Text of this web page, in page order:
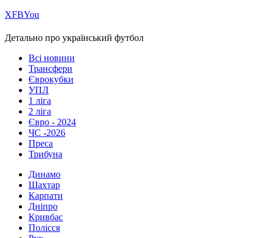
ХFBYou
Детально про український футбол
Всі новини
Трансфери
Єврокубки
УПЛ
1 ліга
2 ліга
Євро - 2024
ЧС -2026
Преса
Трибуна
Динамо
Шахтар
Карпати
Дніпро
Кривбас
Полісся